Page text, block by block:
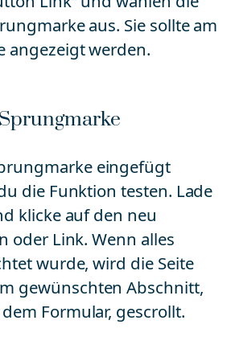
aus. Sie sollte am
angezeigt werden.
eingefügt
die Funktion testen. Lade
klicke auf den neu
oder Link. Wenn alles
wurde, wird die Seite
gewünschten Abschnitt,
Formular, gescrollt.